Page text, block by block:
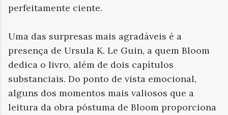
perfeitamente ciente.
Uma das surpresas mais agradáveis ​​é a
presença de Ursula K. Le Guin, a quem Bloom
dedica o livro, além de dois capítulos
substanciais. Do ponto de vista emocional,
alguns dos momentos mais valiosos que a
leitura da obra póstuma de Bloom proporciona